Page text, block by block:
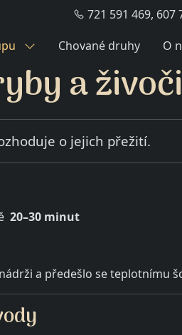
721 591 469, 607
Chované druhy O
a
o jejich přežití.
20–30 minut
a předešlo se teplotnímu